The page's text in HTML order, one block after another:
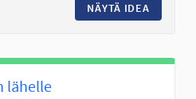
NÄYTÄ IDEA
lähelle